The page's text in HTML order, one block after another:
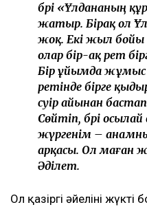
бәрі «Ұлдананың
жатыр. Бірақ ол
жоқ. Екі жыл бойы
олар бір-ақ рет
Бір ұйымда жұмыс
ретінде бірге
сәуір айынан
Сөйтіп, бәрі
жүргенім –
арқасы. Ол маған
Әділет.
Ол қазіргі әйелінің